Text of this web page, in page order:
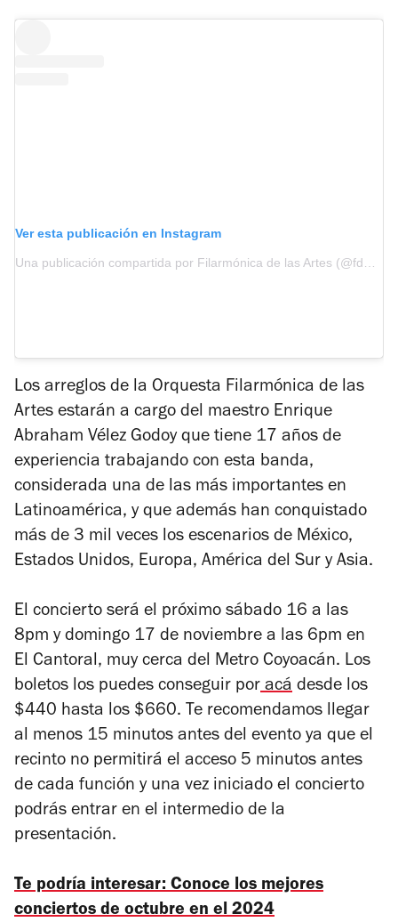
Ver esta publicación en Instagram
Una publicación compartida por Filarmónica de las Artes (@fdelasartes)
Los arreglos de la Orquesta Filarmónica de las
Artes estarán a cargo del maestro Enrique
Abraham Vélez Godoy que tiene 17 años de
experiencia trabajando con esta banda,
considerada una de las más importantes en
Latinoamérica, y que además han conquistado
más de 3 mil veces los escenarios de México,
Estados Unidos, Europa, América del Sur y Asia.
El concierto será el próximo sábado 16 a las
8pm y domingo 17 de noviembre a las 6pm en
El Cantoral, muy cerca del Metro Coyoacán. Los
boletos los puedes conseguir poracá desde los
$440 hasta los $660. Te recomendamos llegar
al menos 15 minutos antes del evento ya que el
recinto no permitirá el acceso 5 minutos antes
de cada función y una vez iniciado el concierto
podrás entrar en el intermedio de la
presentación.
Te podría interesar: Conoce los mejores
conciertos de octubre en el 2024